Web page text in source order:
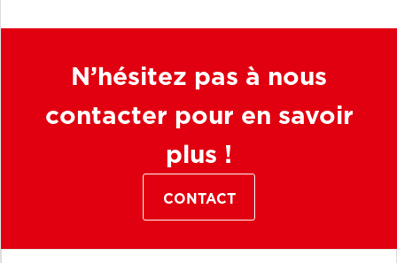
N’hésitez pas à nous
contacter pour en savoir
plus !
CONTACT